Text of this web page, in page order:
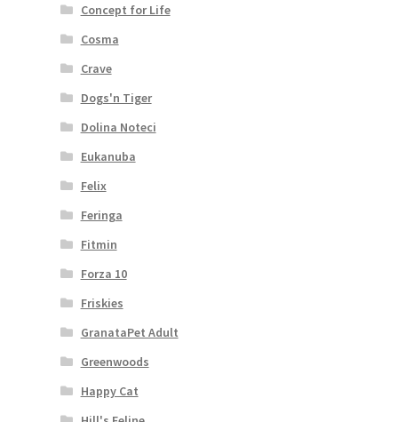
Concept for Life
Cosma
Crave
Dogs'n Tiger
Dolina Noteci
Eukanuba
Felix
Feringa
Fitmin
Forza 10
Friskies
GranataPet Adult
Greenwoods
Happy Cat